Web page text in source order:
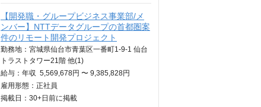
【開発職・グループビジネス事業部/メ
ンバー】NTTデータグループの首都圏案
件のリモート開発プロジェクト
勤務地：宮城県仙台市青葉区一番町1-9-1 仙台
トラストタワー21階 他(1)
給与： 年収 5,569,678円 〜 9,385,828円
雇用形態：正社員
掲載日： 30+日 前に掲載